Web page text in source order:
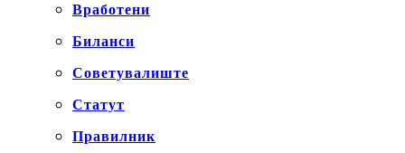
Вработени
Биланси
Советувалиште
Статут
Правилник